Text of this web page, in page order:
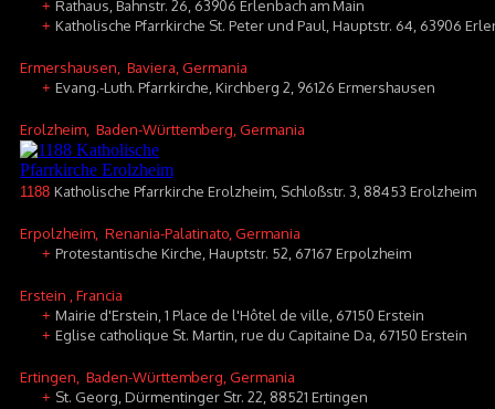
+ Rathaus, Bahnstr. 26, 63906 Erlenbach am Main
+ Katholische Pfarrkirche St. Peter und Paul, Hauptstr. 64, 63906
Ermershausen , Baviera, Germania
+ Evang.-Luth. Pfarrkirche, Kirchberg 2, 96126 Ermershausen
Erolzheim , Baden-Württemberg, Germania
1188 Katholische Pfarrkirche Erolzheim, Schloßstr. 3, 88453 Erolzheim
Erpolzheim , Renania-Palatinato, Germania
+ Protestantische Kirche, Hauptstr. 52, 67167 Erpolzheim
Erstein , Francia
+ Mairie d'Erstein, 1 Place de l'Hôtel de ville, 67150 Erstein
+ Eglise catholique St. Martin, rue du Capitaine Da, 67150 Erstein
Ertingen , Baden-Württemberg, Germania
+ St. Georg, Dürmentinger Str. 22, 88521 Ertingen